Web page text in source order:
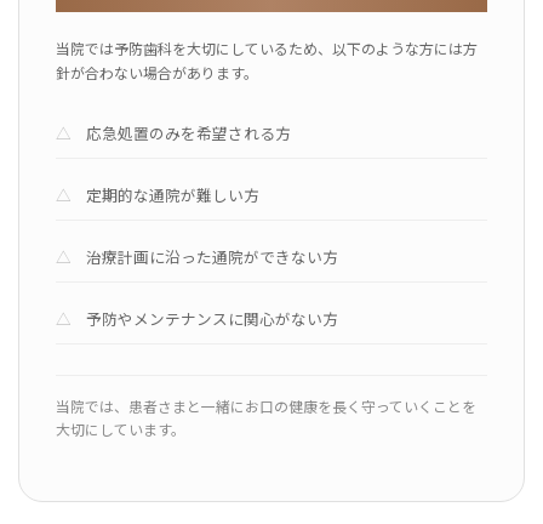
当院では予防歯科を大切にしているため、以下のような方には方
針が合わない場合があります。
応急処置のみを希望される方
定期的な通院が難しい方
治療計画に沿った通院ができない方
予防やメンテナンスに関心がない方
当院では、患者さまと一緒にお口の健康を長く守っていくことを
大切にしています。